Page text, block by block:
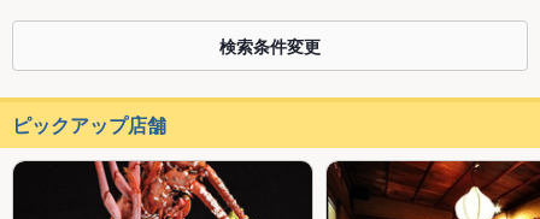
検索条件変更
ピックアップ店舗